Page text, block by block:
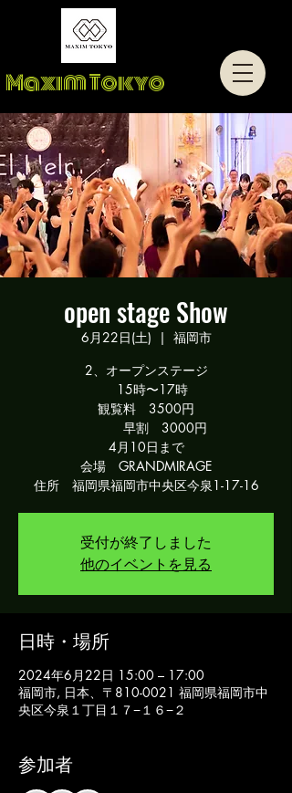
Maxim Tokyo
open stage Show
6月22日(土)
  |
福岡市
2、オープンステージ
15時〜17時
観覧料 3500円
早割 3000円
4月10日まで
会場 GRANDMIRAGE
住所 福岡県福岡市中央区今泉1-17-16
受付が終了しました
他のイベントを見る
日時・場所
2024年6月22日 15:00 – 17:00
福岡市, 日本、〒810-0021 福岡県福岡市中
央区今泉１丁目１７−１６−２
参加者